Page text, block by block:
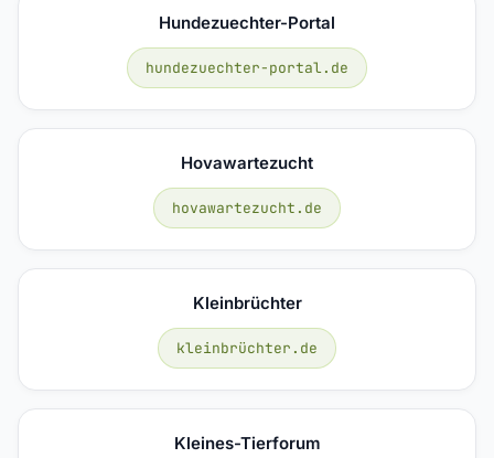
Hundezuechter-Portal
hundezuechter-portal.de
Hovawartezucht
hovawartezucht.de
Kleinbrüchter
kleinbrüchter.de
Kleines-Tierforum